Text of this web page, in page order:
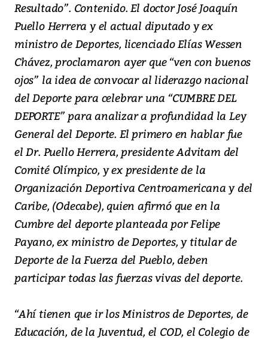
Resultado”. Contenido. El doctor José Joaquín
Puello Herrera y el actual diputado y ex
ministro de Deportes, licenciado Elías Wessen
Chávez, proclamaron ayer que “ven con buenos
ojos” la idea de convocar al liderazgo nacional
del Deporte para celebrar una “CUMBRE DEL
DEPORTE” para analizar a profundidad la Ley
General del Deporte. El primero en hablar fue
el Dr. Puello Herrera, presidente Advitam del
Comité Olímpico, y ex presidente de la
Organización Deportiva Centroamericana y del
Caribe, (Odecabe), quien afirmó que en la
Cumbre del deporte planteada por Felipe
Payano, ex ministro de Deportes, y titular de
Deporte de la Fuerza del Pueblo, deben
participar todas las fuerzas vivas del deporte.
“Ahí tienen que ir los Ministros de Deportes, de
Educación, de la Juventud, el COD, el Colegio de